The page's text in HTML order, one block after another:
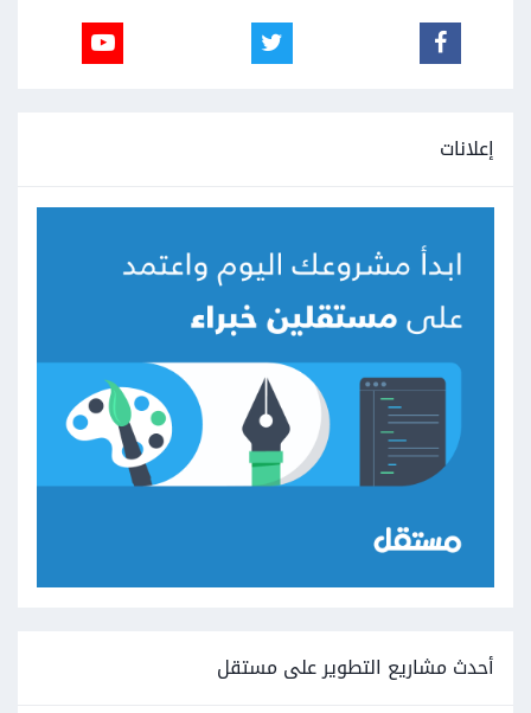
إعلانات
أحدث مشاريع التطوير على مستقل